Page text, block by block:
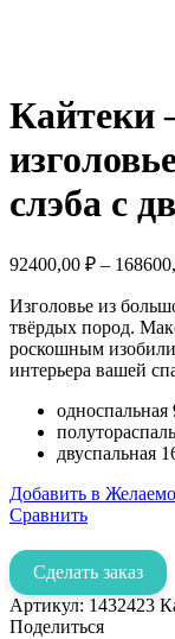
Кайтеки
слэба с
92400,00 ₽ –
Изголовье из
твёрдых пород.
роскошным
интерьера вашей
односпальная
двуспальная
Добавить в
Сравнить
Сделать заказ
Артикул: 1432423
Поделиться